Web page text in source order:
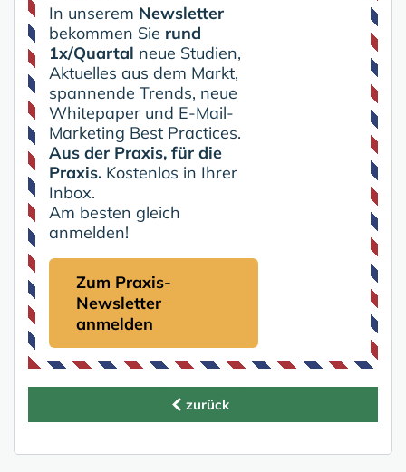
In unserem Newsletter
bekommen Sie rund
1x/Quartal neue Studien,
Aktuelles aus dem Markt,
spannende Trends, neue
Whitepaper und E-Mail-
Marketing Best Practices.
Aus der Praxis, für die
Praxis. Kostenlos in Ihrer
Inbox.
Am besten gleich
anmelden!
Zum Praxis-
Newsletter
anmelden
zurück